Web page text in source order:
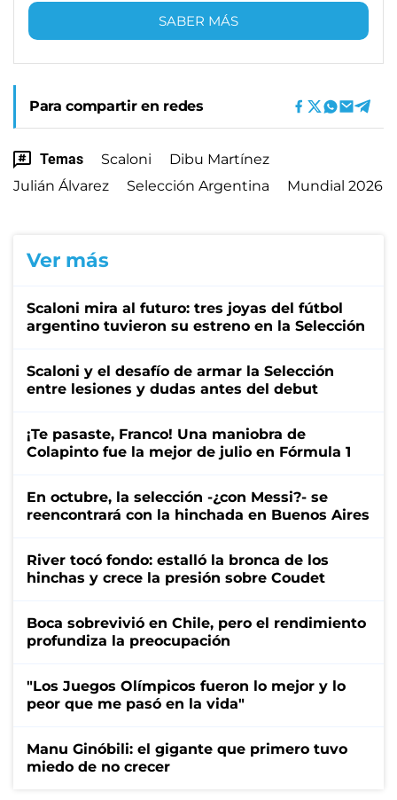
SABER MÁS
Para compartir en redes
Temas Scaloni
Dibu Martínez
Julián Álvarez
Selección Argentina Mundial 2026
Ver más
Scaloni mira al futuro: tres joyas del fútbol
argentino tuvieron su estreno en la Selección
Scaloni y el desafío de armar la Selección
entre lesiones y dudas antes del debut
¡Te pasaste, Franco! Una maniobra de
Colapinto fue la mejor de julio en Fórmula 1
En octubre, la selección -¿con Messi?- se
reencontrará con la hinchada en Buenos Aires
River tocó fondo: estalló la bronca de los
hinchas y crece la presión sobre Coudet
Boca sobrevivió en Chile, pero el rendimiento
profundiza la preocupación
"Los Juegos Olímpicos fueron lo mejor y lo
peor que me pasó en la vida"
Manu Ginóbili: el gigante que primero tuvo
miedo de no crecer